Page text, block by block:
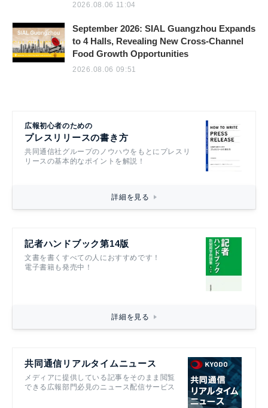
2026.08.06 11:04
September 2026: SIAL Guangzhou Expands
to 4 Halls, Revealing New Cross-Channel
Food Growth Opportunities
2026.08.06 09:51
広報初心者のための
プレスリリースの書き方
共同通信社グループのノウハウをもとにプレスリ
リースの基本的なポイントを解説！
詳細を見る
記者ハンドブック第14版
文書を書くすべての人におすすめです！
電子書籍も発売中！
詳細を見る
共同通信リアルタイムニュース
メディアに提供している記事をそのまま閲覧
できる広報部門必見のニュース配信サービス